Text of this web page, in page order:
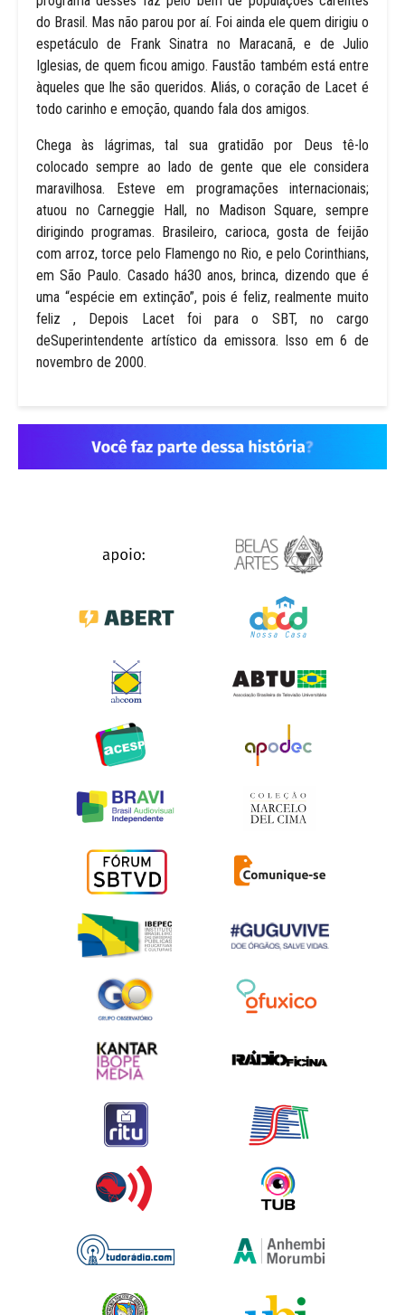
do Brasil. Mas não parou por aí. Foi ainda ele quem dirigiu o
espetáculo de Frank Sinatra no Maracanã, e de Julio
Iglesias, de quem ficou amigo. Faustão também está entre
àqueles que lhe são queridos. Aliás, o coração de Lacet é
todo carinho e emoção, quando fala dos amigos.
Chega às lágrimas, tal sua gratidão por Deus tê-lo
colocado sempre ao lado de gente que ele considera
maravilhosa. Esteve em programações internacionais;
atuou no Carneggie Hall, no Madison Square, sempre
dirigindo programas. Brasileiro, carioca, gosta de feijão
com arroz, torce pelo Flamengo no Rio, e pelo Corinthians,
em São Paulo. Casado há30 anos, brinca, dizendo que é
uma “espécie em extinção”, pois é feliz, realmente muito
feliz , Depois Lacet foi para o SBT, no cargo
deSuperintendente artístico da emissora. Isso em 6 de
novembro de 2000.